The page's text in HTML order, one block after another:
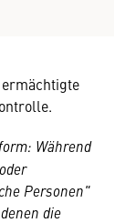
Während
Personen"
die